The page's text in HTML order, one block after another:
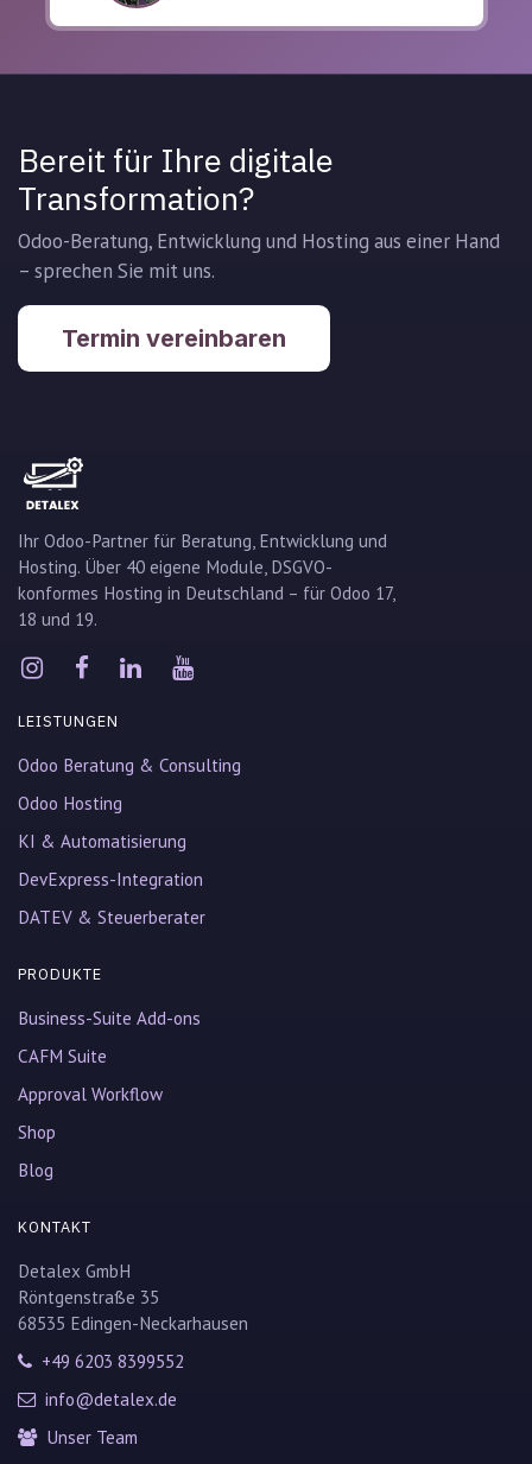
Bereit für Ihre digitale
Transformation?
Odoo-Beratung, Entwicklung und Hosting aus einer Hand
– sprechen Sie mit uns.
Termin vereinbaren
Ihr Odoo-Partner für Beratung, Entwicklung und
Hosting. Über 40 eigene Module, DSGVO-
konformes Hosting in Deutschland – für Odoo 17,
18 und 19.
LEISTUNGEN
Odoo Beratung & Consulting
Odoo Hosting
KI & Automatisierung
DevExpress-Integration
DATEV & Steuerberater
PRODUKTE
Business-Suite Add-ons
CAFM Suite
Approval Workflow
Shop
Blog
KONTAKT
Detalex GmbH
Röntgenstraße 35
68535 Edingen-Neckarhausen
+49 6203 8399552
info@detalex.de
Unser Team